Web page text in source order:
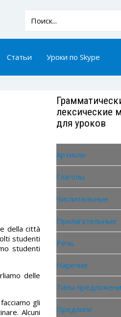
Статьи Уроки по Skype
della città
studenti
studenti
delle
gli
Alcuni
лексические
для уроков
Артикли
Глаголы
Числительные
Прилагательные
Речь
Наречие
Типы
Предлоги